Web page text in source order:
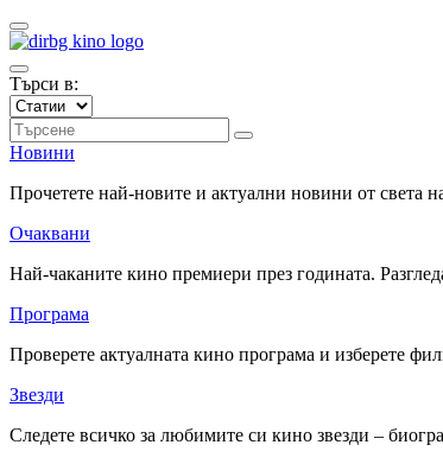
Търси в:
Новини
Прочетете най-новите и актуални новини от
Очаквани
Най-чаканите кино премиери през годината.
Програма
Проверете актуалната кино програма и изберете
Звезди
Следете всичко за любимите си кино звезди –